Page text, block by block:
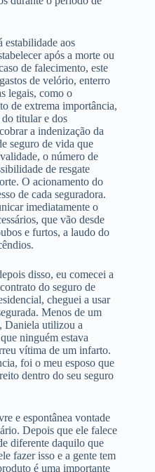
estabilidade aos
após a morte ou
de falecimento, este
de velório, enterro
legais, como o
de extrema importância,
titular e dos
a indenização da
seguro de vida que
o número de
de resgate
O acionamento do
de cada seguradora.
imediatamente o
que vão desde
e furtos, a laudo do
disso, eu comecei a
do seguro de
cheguei a usar
Menos de um
Daniela utilizou a
ninguém estava
vítima de um infarto.
foi o meu esposo que
dentro do seu seguro
e espontânea vontade
Depois que ele falece
diferente daquilo que
fazer isso e a gente tem
é uma importante